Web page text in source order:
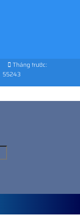
Tháng trước:
55243